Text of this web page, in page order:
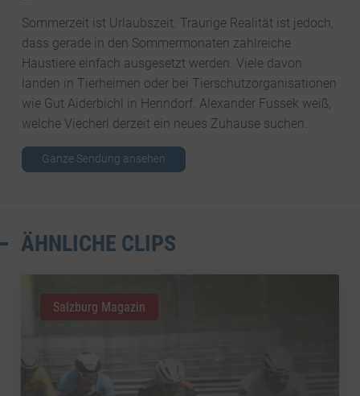
Sommerzeit ist Urlaubszeit. Traurige Realität ist jedoch,
dass gerade in den Sommermonaten zahlreiche
Haustiere einfach ausgesetzt werden. Viele davon
landen in Tierheimen oder bei Tierschutzorganisationen
wie Gut Aiderbichl in Henndorf. Alexander Fussek weiß,
welche Viecherl derzeit ein neues Zuhause suchen.
Ganze Sendung ansehen
ÄHNLICHE CLIPS
Salzburg Magazin